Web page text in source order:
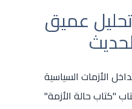
عميق
الأزمات السياسية
"كتاب حالة الأزمة"